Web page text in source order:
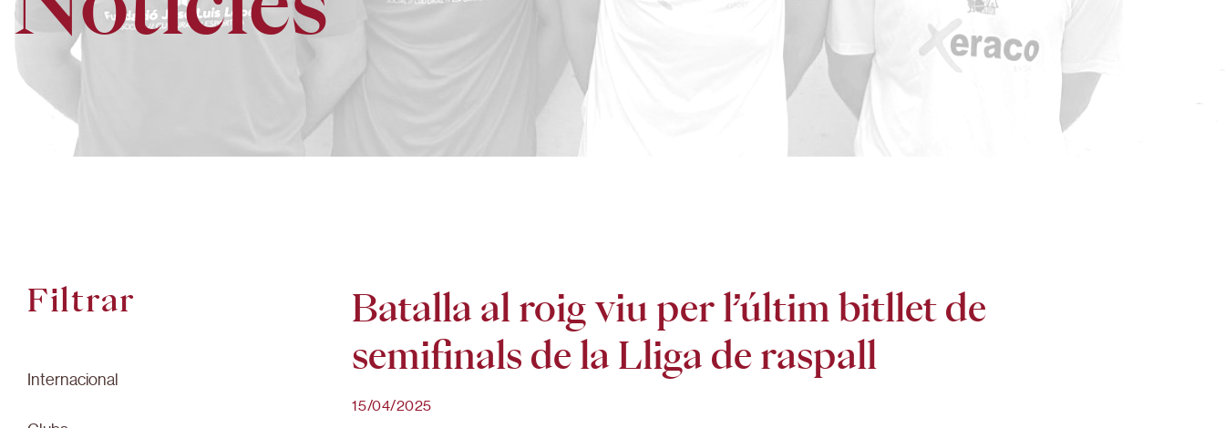
Filtrar
Internacional
Batalla al roig viu per l’últim bitllet de
semifinals de la Lliga de raspall
15/04/2025